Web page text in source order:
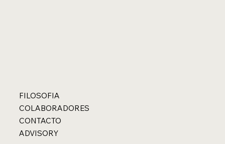
FILOSOFIA
COLABORADORES
CONTACTO
ADVISORY